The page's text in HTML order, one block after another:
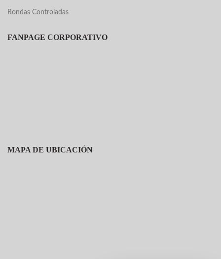
Rondas Controladas
FANPAGE CORPORATIVO
MAPA DE UBICACIÓN